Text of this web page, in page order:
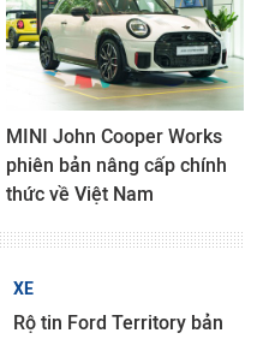
MINI John Cooper Works
phiên bản nâng cấp chính
thức về Việt Nam
XE
Rộ tin Ford Territory bản